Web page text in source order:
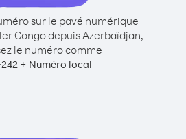
sur le pavé numérique
Congo depuis Azerbaïdjan,
le numéro comme
242 + Numéro local